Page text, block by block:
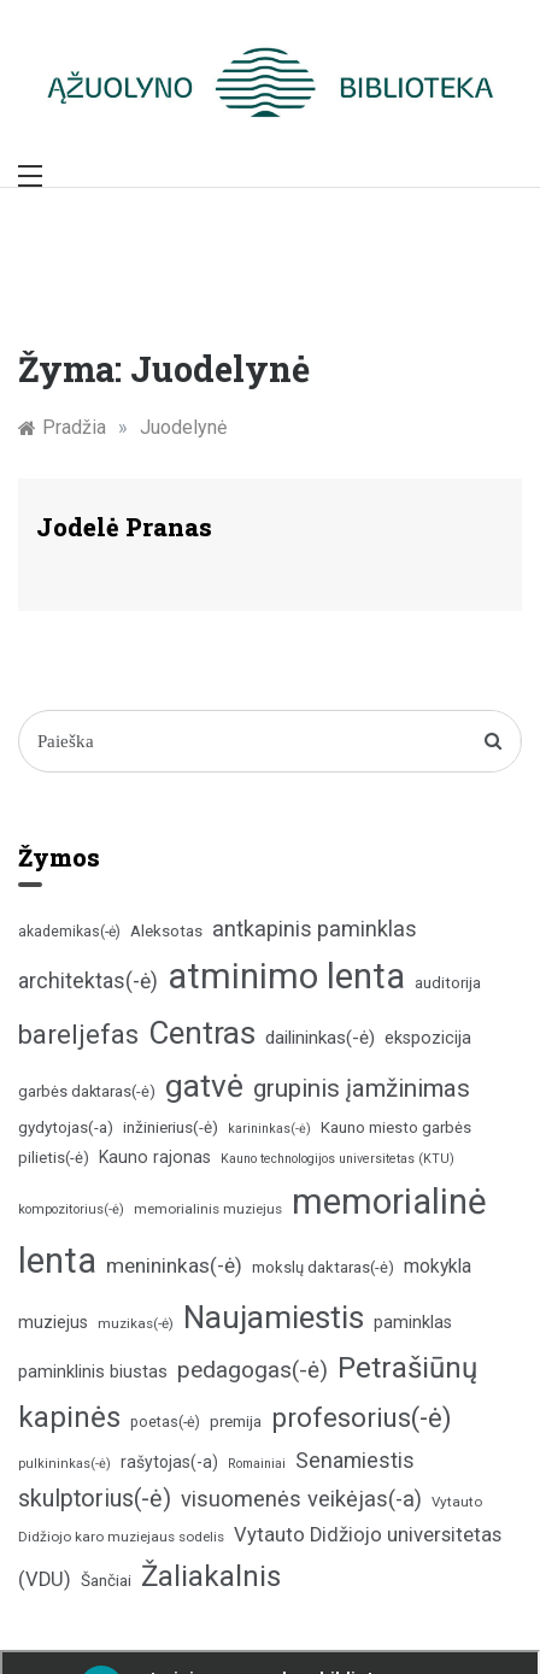
Žymūs Kauno
Žyma: Juodelynė
Pradžia » Juodelynė
Jodelė Pranas
Žymos
akademikas(-ė) Aleksotas antkapinis paminklas
architektas(-ė) atminimo lenta auditorija
bareljefas Centras dailininkas(-ė) ekspozicija
garbės daktaras(-ė) gatvė grupinis įamžinimas
gydytojas(-a) inžinierius(-ė) karininkas(-ė)
Kauno miesto garbės
pilietis(-ė)
Kauno rajonas Kauno technologijos universitetas (KTU)
kompozitorius(-ė) memorialinis muziejus
memorialinė
lenta menininkas(-ė) mokslų daktaras(-ė) mokykla
muziejus muzikas(-ė) Naujamiestis paminklas
paminklinis biustas pedagogas(-ė) Petrašiūnų
kapinės poetas(-ė) premija profesorius(-ė)
pulkininkas(-ė) rašytojas(-a) Romainiai Senamiestis
skulptorius(-ė) visuomenės veikėjas(-a) Vytauto
Didžiojo karo muziejaus sodelis Vytauto Didžiojo universitetas
(VDU) Šančiai Žaliakalnis